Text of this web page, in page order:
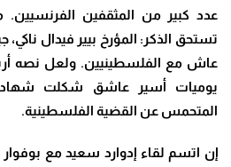
عدد كبير من المثقفين
تستحق الذكر: المؤرخ بيير فيدال ناكي،
عاش مع الفلسطينيين. ولعل نصه
يوميات أسير عاشق شكلت
المتحمس عن القضية الفلسطينية.
إن اتسم لقاء إدوارد سعيد مع